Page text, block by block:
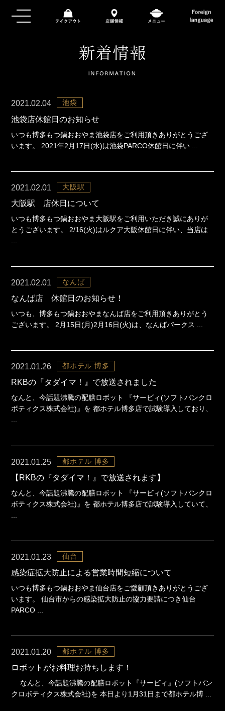
2021.02.04 池袋
池袋店休館日のお知らせ
いつも博多もつ鍋おおやま池袋店をご利用頂きありがとうござ
います。 2021年2月17日(水)は池袋PARCO休館日に伴い ...
2021.02.01 大阪駅
大阪駅 店休日について
いつも博多もつ鍋おおやま大阪駅をご利用いただき誠にありが
とうございます。 2/16(火)はルクア大阪休館日に伴い、当店は
2021.02.01 なんば
なんば店 休館日のお知らせ！
いつも、博多もつ鍋おおやまなんば店をご利用頂きありがとう
ございます。 2月15日(月)2月16日(火)は、なんばパークス ...
2021.01.26 都ホテル 博多
RKBの『タダイマ！』で放送されました
なんと、今話題沸騰の配膳ロボット 『サービィ(ソフトバンクロ
ボティクス株式会社)』を 都ホテル博多店で試験導入しており、
...
2021.01.25 都ホテル 博多
【RKBの『タダイマ！』で放送されます】
なんと、今話題沸騰の配膳ロボット 『サービィ(ソフトバンクロ
ボティクス株式会社)』を 都ホテル博多店で試験導入していて、
2021.01.23 仙台
感染症拡大防止による営業時間短縮について
いつも博多もつ鍋おおやま仙台店をご愛顧頂きありがとうござ
います。 仙台市からの感染拡大防止の協力要請につき仙台
PARCO ...
2021.01.20 都ホテル 博多
ロボットがお料理お持ちします！
なんと、今話題沸騰の配膳ロボット『サービィ』(ソフトバン
クロボティクス株式会社)を 本日より1月31日まで都ホテル博 ...